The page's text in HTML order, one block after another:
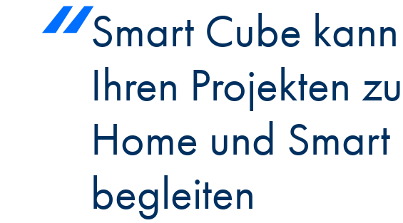
Smart Cube
Ihren Projekten
Home und
begleiten